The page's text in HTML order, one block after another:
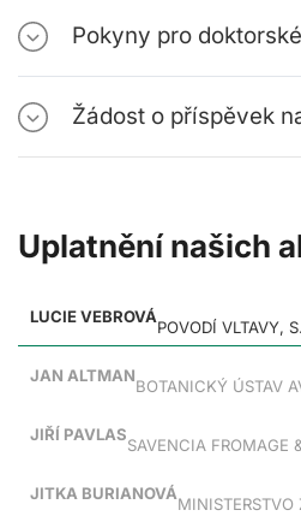
Pokyny pro
Žádost o příspěvek
Uplatnění našich
LUCIE VEBROVÁ
POVODÍ VLTAVY,
JAN ALTMAN
BOTANICKÝ ÚSTAV
JIŘÍ PAVLAS
SAVENCIA FROMAGE
JITKA BURIANOVÁ
MINISTERSTVO